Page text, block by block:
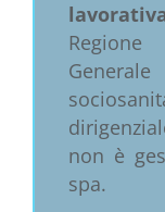
non è
spa.